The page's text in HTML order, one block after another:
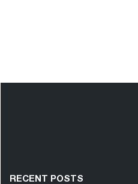
RECENT POSTS